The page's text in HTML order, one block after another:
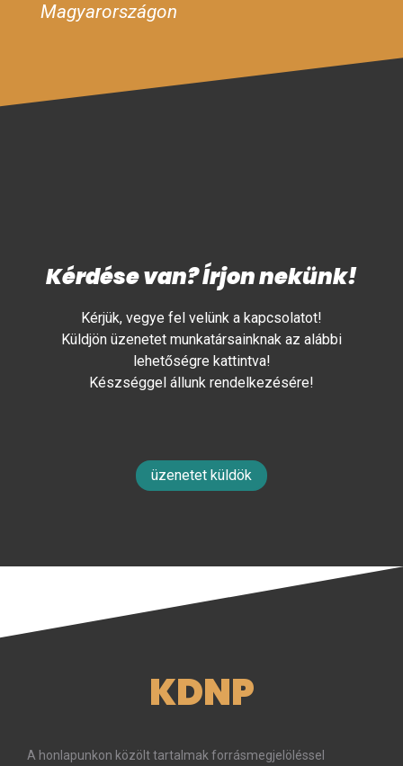
Magyarországon
Kérdése van? Írjon nekünk!
Kérjük, vegye fel velünk a kapcsolatot!
Küldjön üzenetet munkatársainknak az alábbi
lehetőségre kattintva!
Készséggel állunk rendelkezésére!
üzenetet küldök
KDNP
A honlapunkon közölt tartalmak forrásmegjelöléssel